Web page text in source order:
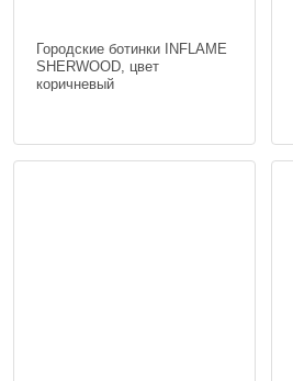
Городские ботинки INFLAME
SHERWOOD, цвет
коричневый